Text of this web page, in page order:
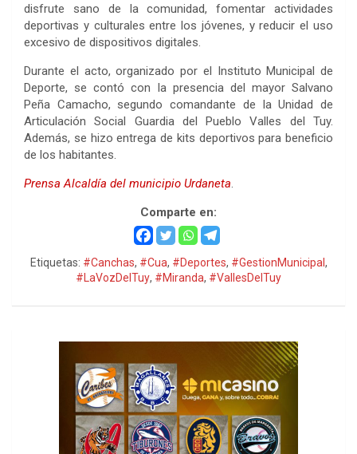
disfrute sano de la comunidad, fomentar actividades
deportivas y culturales entre los jóvenes, y reducir el uso
excesivo de dispositivos digitales.
Durante el acto, organizado por el Instituto Municipal de
Deporte, se contó con la presencia del mayor Salvano
Peña Camacho, segundo comandante de la Unidad de
Articulación Social Guardia del Pueblo Valles del Tuy.
Además, se hizo entrega de kits deportivos para beneficio
de los habitantes.
Prensa Alcaldía del municipio Urdaneta.
Comparte en:
Etiquetas: #Canchas, #Cua, #Deportes, #GestionMunicipal ,
#LaVozDelTuy, #Miranda, #VallesDelTuy